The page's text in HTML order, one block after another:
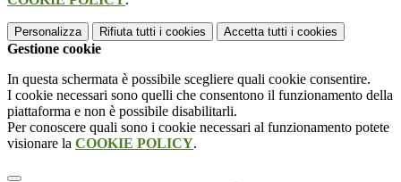
Personalizza Rifiuta tutti i cookies Accetta tutti i cookies
Gestione cookie
In questa schermata è possibile scegliere quali cookie consentire.
I cookie necessari sono quelli che consentono il funzionamento della
piattaforma e non è possibile disabilitarli.
Per conoscere quali sono i cookie necessari al funzionamento potete
visionare la COOKIE POLICY.